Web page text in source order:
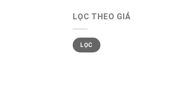
LỌC THEO GIÁ
LỌC